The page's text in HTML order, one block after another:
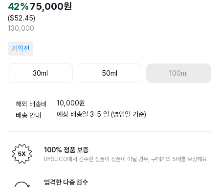
42%75,000원
($52.45)
130,000
기획전
30ml 50ml 100ml
해외 배송비
10,000원
배송 안내
예상 배송일 3-5 일 (영업일 기준)
100% 정품 보증
BYSUCO에서 검수한 상품이 정품이 아닐 경우, 구매가의 5배를 보상해요
엄격한 다중 검수